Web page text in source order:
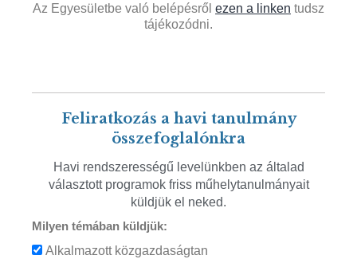
Az Egyesületbe való belépésről ezen a linken tudsz
tájékozódni.
Feliratkozás a havi tanulmány
összefoglalónkra
Havi rendszerességű levelünkben az általad
választott programok friss műhelytanulmányait
küldjük el neked.
Milyen témában küldjük:
Alkalmazott közgazdaságtan